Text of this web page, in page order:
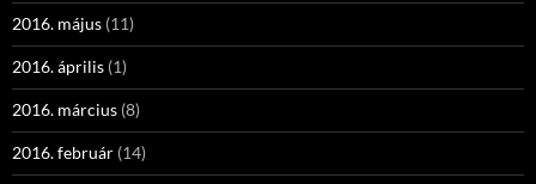
2016. május (11)
2016. április (1)
2016. március (8)
2016. február (14)